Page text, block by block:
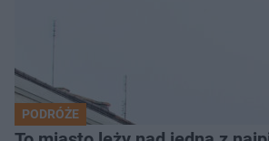
PODRÓŻE